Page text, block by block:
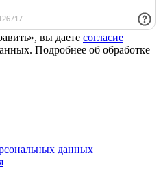
вы даете согласие
Подробнее об обработке
данных